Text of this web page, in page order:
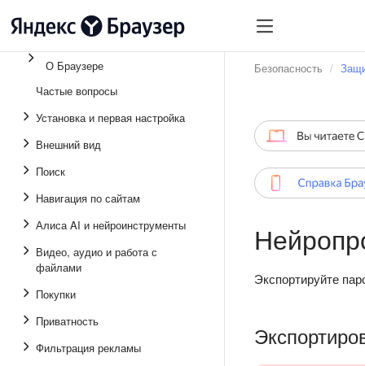
О Браузере
Частые вопросы
Установка и первая настройка
Внешний вид
Поиск
Навигация по сайтам
Алиса AI и нейроинструменты
Видео, аудио и работа с
файлами
Покупки
Приватность
Фильтрация рекламы
Безопасность
Экспортируйте